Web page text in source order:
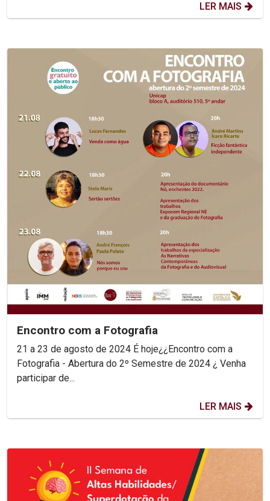
LER MAIS
Encontro com a Fotografia
21 a 23 de agosto de 2024 É hoje¿¿Encontro com a
Fotografia - Abertura do 2º Semestre de 2024 ¿ Venha
participar de...
LER MAIS